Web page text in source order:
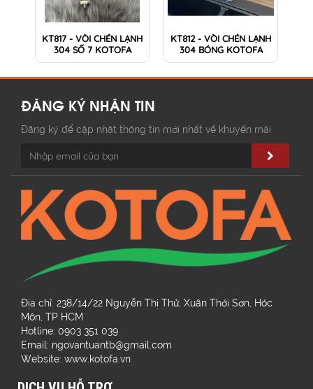
KT817 - VÒI CHÉN LẠNH
304 SỐ 7 KOTOFA
KT812 - VÒI CHÉN LẠNH
304 BÓNG KOTOFA
ĐĂNG KÝ NHẬN TIN
Đăng ký để cập nhật thông tin mới nhất về khuyến mãi
Địa chỉ: 238/14/22 Nguyễn Thị Thử, Xuân Thới Sơn, Hóc
Môn, TP HCM
Hotline: 0903 351 039
Email: ngovantuantb@gmail.com
Website: www.kotofa.vn